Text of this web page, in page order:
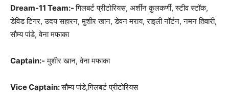
Dream-11 Team:-गिलबर्ट प्रीटोरियस, अर्शीन कुलकर्णी, स्टीव स्टॉक,
डेविड टिगर, उदय सहारन, मुशीर खान, डेवन मराय, राइली नॉर्टन, नमन तिवारी,
सौम्य पांडे, वेना मफाका
Captain:- मुशीर खान, वेना मफाका
Vice Captain:सौम्य पांडे,गिलबर्ट प्रीटोरियस